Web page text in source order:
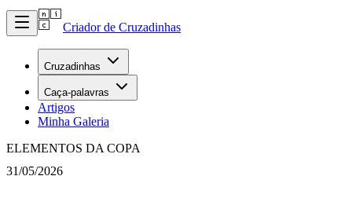
Criador de Cruzadinhas
Cruzadinhas
Caça-palavras
Artigos
Minha Galeria
ELEMENTOS DA COPA
31/05/2026